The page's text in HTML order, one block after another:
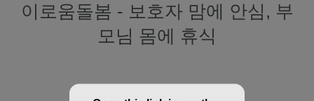
이로움돌봄 - 보호자 맘에 안심, 부
모님 몸에 휴식